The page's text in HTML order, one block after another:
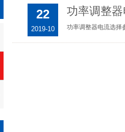
22
2019-10
功率调整
功率调整器电流选择